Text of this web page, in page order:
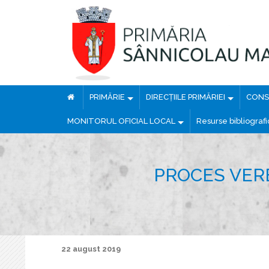
PRIMĂRIE DIRECȚIILE PRIMĂRIEI
MONITORUL OFICIAL LOCAL Resurse
PROCES
22 august 2019